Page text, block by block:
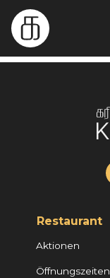
Restaurant
Aktionen
Öffnungszeiten